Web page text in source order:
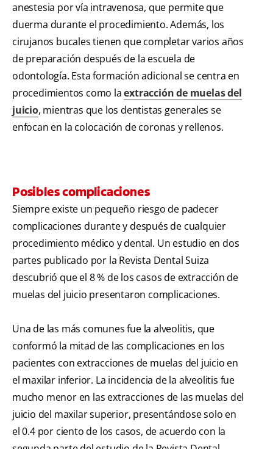
anestesia por vía intravenosa, que permite que
duerma durante el procedimiento. Además, los
cirujanos bucales tienen que completar varios años
de preparación después de la escuela de
odontología. Esta formación adicional se centra en
procedimientos como laextracción de muelas del
juicio, mientras que los dentistas generales se
enfocan en la colocación de coronas y rellenos.
Posibles complicaciones
Siempre existe un pequeño riesgo de padecer
complicaciones durante y después de cualquier
procedimiento médico y dental. Un estudio en dos
partes publicado por la Revista Dental Suiza
descubrió que el 8 % de los casos de extracción de
muelas del juicio presentaron complicaciones.
Una de las más comunes fue la alveolitis, que
conformó la mitad de las complicaciones en los
pacientes con extracciones de muelas del juicio en
el maxilar inferior. La incidencia de la alveolitis fue
mucho menor en las extracciones de las muelas del
juicio del maxilar superior, presentándose solo en
el 0.4 por ciento de los casos, de acuerdo con la